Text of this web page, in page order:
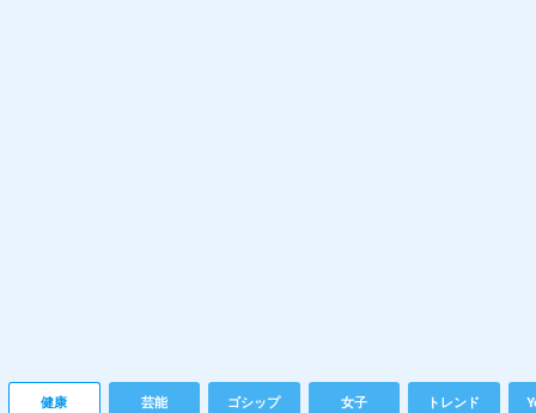
健康 芸能 ゴシップ 女子 トレンド